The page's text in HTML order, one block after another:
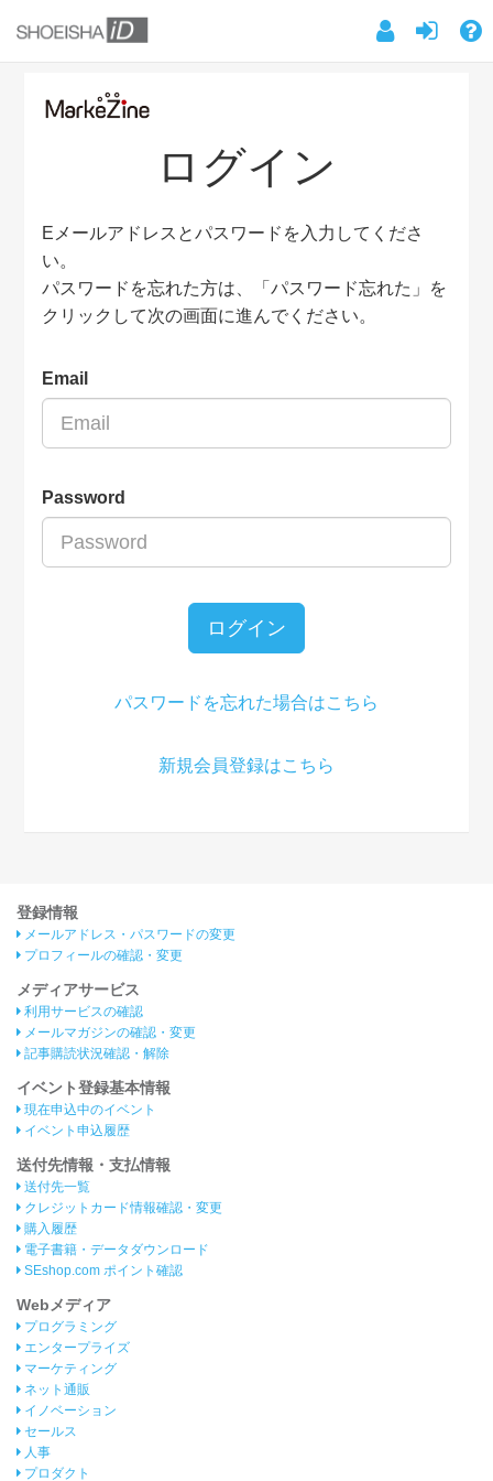
ログイン
Eメールアドレスとパスワードを入力してくださ
い。
パスワードを忘れた方は、「パスワード忘れた」を
クリックして次の画面に進んでください。
Email
Password
ログイン
パスワードを忘れた場合はこちら
新規会員登録はこちら
登録情報
メールアドレス・パスワードの変更
プロフィールの確認・変更
メディアサービス
利用サービスの確認
メールマガジンの確認・変更
記事購読状況確認・解除
イベント登録基本情報
現在申込中のイベント
イベント申込履歴
送付先情報・支払情報
送付先一覧
クレジットカード情報確認・変更
購入履歴
電子書籍・データダウンロード
SEshop.com ポイント確認
Webメディア
プログラミング
エンタープライズ
マーケティング
ネット通販
イノベーション
セールス
人事
プロダクト